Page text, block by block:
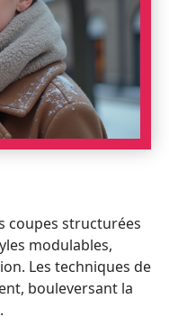
coupes structurées
modulables,
Les techniques de
bouleversant la